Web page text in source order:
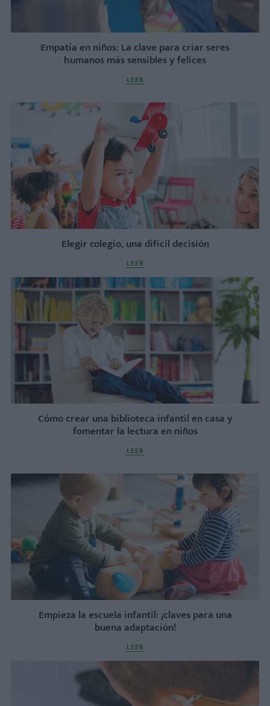
Empatía en niños: La clave para criar seres
humanos más sensibles y felices
LEER
Elegir colegio, una difícil decisión
LEER
Cómo crear una biblioteca infantil en casa y
fomentar la lectura en niños
LEER
Empieza la escuela infantil: ¡claves para una
buena adaptación!
LEER